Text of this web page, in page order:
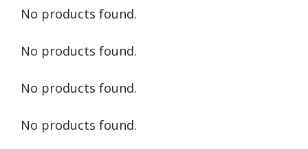
No products found.
No products found.
No products found.
No products found.